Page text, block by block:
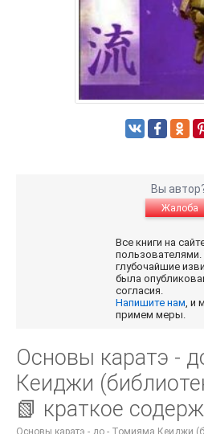
Вы
Жалоба
Все книги на
глубочайшие
была
согласия.
Напишите нам , и
примем меры.
Основы каратэ -
Кеиджи
📗 краткое
Основы каратэ - до - Томияма Кеиджи